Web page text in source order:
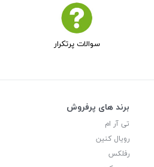
سوالات پرتکرار
برند های پرفروش
تی آر ام
رویال کنین
رفلکس